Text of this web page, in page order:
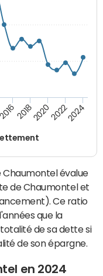
20162018202020222024
évalue
de Chaumontel et
Ce ratio
que la
de sa dette si
de son épargne.
en 2024